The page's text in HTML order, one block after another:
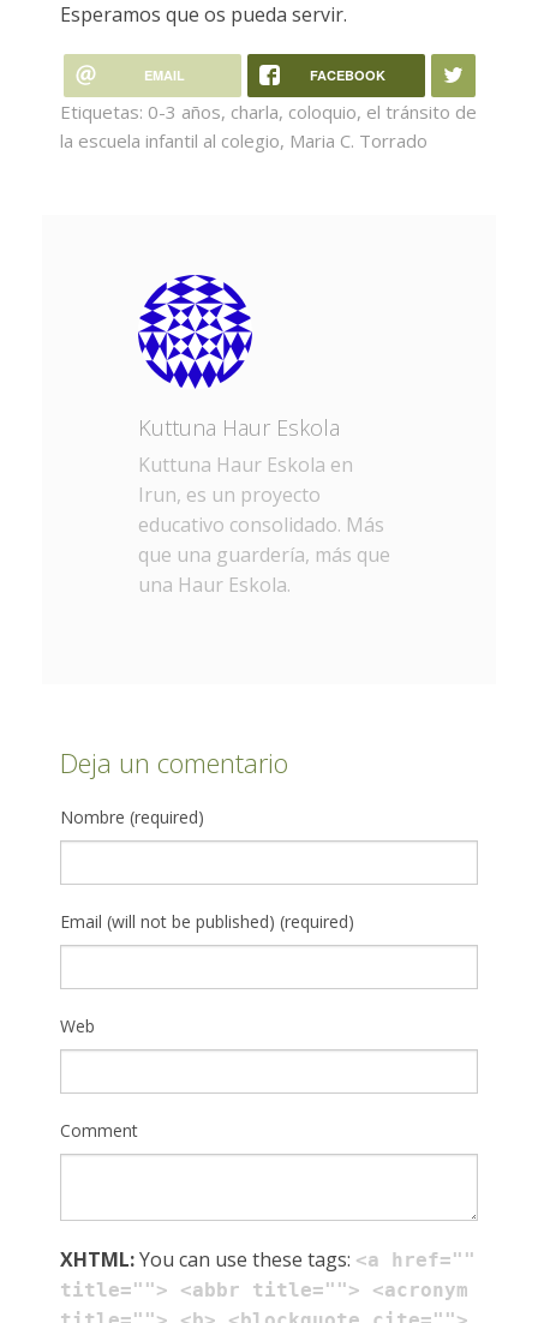
Esperamos que os pueda servir.
EMAIL FACEBOOK
Etiquetas: 0-3 años, charla, coloquio, el tránsito de
la escuela infantil al colegio, Maria C. Torrado
Kuttuna Haur Eskola
Kuttuna Haur Eskola en
Irun, es un proyecto
educativo consolidado. Más
que una guardería, más que
una Haur Eskola.
Deja un comentario
Nombre (required)
Email (will not be published) (required)
Web
Comment
XHTML:You can use these tags: <a href=""
title=""> <abbr title=""> <acronym